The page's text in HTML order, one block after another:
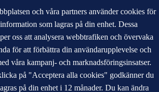
och våra partners använder cookies för
som lagras på din enhet. Dessa
oss att analysera webbtrafiken och övervaka
för att förbättra din användarupplevelse och
våra kampanj- och marknadsföringsinsatser.
på "Acceptera alla cookies" godkänner du
på din enhet i 12 månader. Du kan ändra